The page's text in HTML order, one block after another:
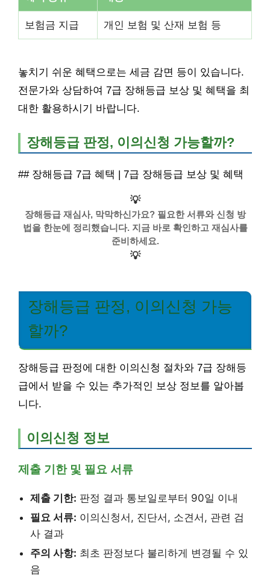
보험금 지급 개인 보험 및 산재 보험 등
놓치기 쉬운 혜택으로는 세금 감면 등이 있습니다.
전문가와 상담하여 7급 장해등급 보상 및 혜택을 최
대한 활용하시기 바랍니다.
장해등급 판정, 이의신청 가능할까?
## 장해등급 7급 혜택 | 7급 장해등급 보상 및 혜택
💡
장해등급 재심사, 막막하신가요? 필요한 서류와 신청 방
법을 한눈에 정리했습니다. 지금 바로 확인하고 재심사를
준비하세요.
💡
장해등급 판정, 이의신청 가능
할까?
장해등급 판정에 대한 이의신청 절차와 7급 장해등
급에서 받을 수 있는 추가적인 보상 정보를 알아봅
니다.
이의신청 정보
제출 기한 및 필요 서류
제출 기한: 판정 결과 통보일로부터 90일 이내
필요 서류: 이의신청서, 진단서, 소견서, 관련 검
사 결과
주의 사항: 최초 판정보다 불리하게 변경될 수 있
음